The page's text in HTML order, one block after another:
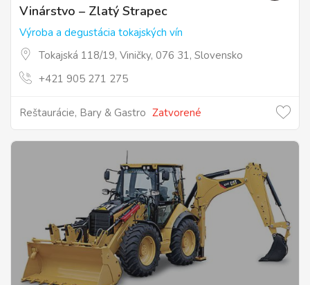
Vinárstvo – Zlatý Strapec
Výroba a degustácia tokajských vín
Tokajská 118/19, Viničky, 076 31, Slovensko
+421 905 271 275
Reštaurácie, Bary & Gastro Zatvorené